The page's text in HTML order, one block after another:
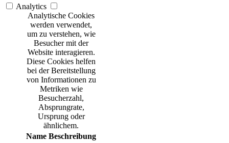
Analytics
Analytische Cookies
werden verwendet,
um zu verstehen, wie
Besucher mit der
Website interagieren.
Diese Cookies helfen
bei der Bereitstellung
von Informationen zu
Metriken wie
Besucherzahl,
Absprungrate,
Ursprung oder
ähnlichem.
Name Beschreibung